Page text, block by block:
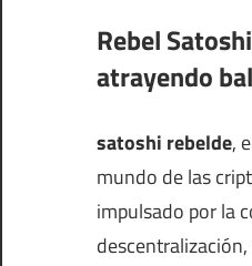
Rebel
atrayendo
satoshi rebelde,
mundo de las
impulsado por la